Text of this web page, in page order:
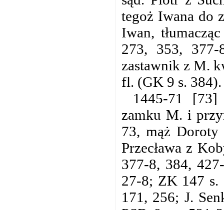
tegoż Iwana do
Iwan,
273, 353,
zastawnik z M.
fl. (GK 9 s. 384).
1445-71 [73]
zamku M. i
73, mąż Doroty
Przecława z
377-8, 384,
27-8; ZK 147 s.
171, 256; J.